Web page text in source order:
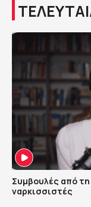
Συμβουλές από
ναρκισσιστές